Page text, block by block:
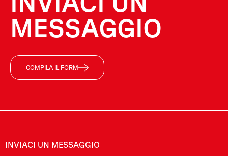
MESSAGGIO
COMPILA IL FORM
INVIACI UN MESSAGGIO